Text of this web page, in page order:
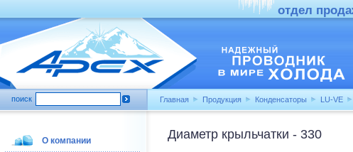
отдел
поиск Главная Продукция Конденсаторы LU-VE
О компании Диаметр крыльчатки - 330